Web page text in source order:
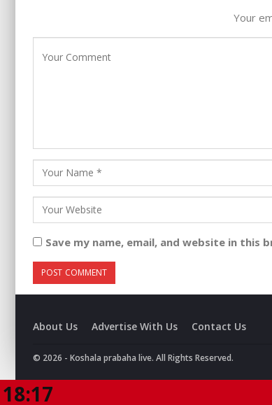
Your
Save my name, email, and website in
About Us Advertise With Us Contact Us
© 2026 - Koshala prabaha live. All Rights Reserved.
18:17